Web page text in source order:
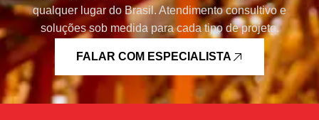
qualquer lugar do Brasil. Atendimento consultivo e
soluções sob medida para cada tipo de projeto.
FALAR COM ESPECIALISTA